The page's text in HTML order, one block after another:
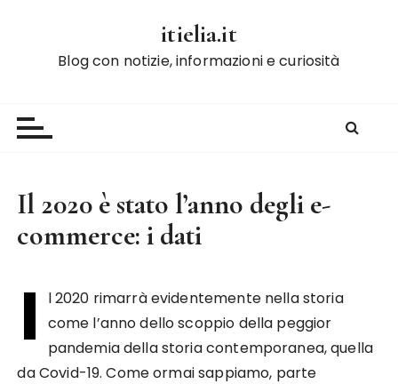
itielia.it
Blog con notizie, informazioni e curiosità
Il 2020 è stato l’anno degli e-
commerce: i dati
I
l 2020 rimarrà evidentemente nella storia
come l’anno dello scoppio della peggior
pandemia della storia contemporanea, quella
da Covid-19. Come ormai sappiamo, parte